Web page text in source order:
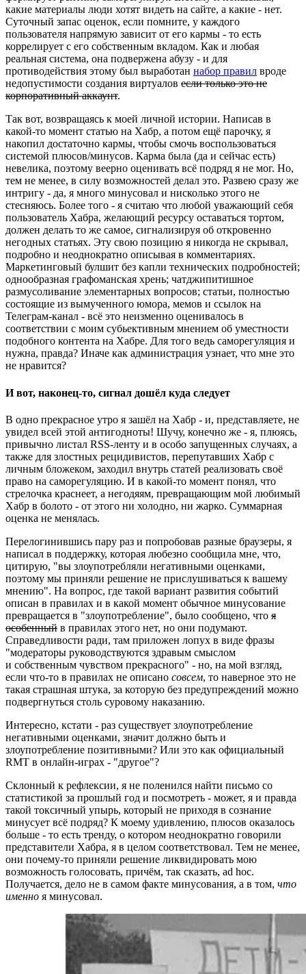
какие материалы люди хотят видеть на сайте, а какие - нет.
Суточный запас оценок, если помните, у каждого
пользователя напрямую зависит от его кармы - то есть
коррелирует с его собственным вкладом. Как и любая
реальная система, она подвержена абузу - и для
противодействия этому был выработан набор правил вроде
недопустимости создания виртуалов если только это не
корпоративный аккаунт.
Так вот, возвращаясь к моей личной истории. Написав в
какой-то момент статью на Хабр, а потом ещё парочку, я
накопил достаточно кармы, чтобы смочь воспользоваться
системой плюсов/минусов. Карма была (да и сейчас есть)
невелика, поэтому веерно оценивать всё подряд я не мог. Но,
тем не менее, в силу возможностей делал это. Развею сразу же
интригу - да, я много минусовал и нисколько этого не
стесняюсь. Более того - я считаю что любой уважающий себя
пользователь Хабра, желающий ресурсу оставаться тортом,
должен делать то же самое, сигнализируя об откровенно
негодных статьях. Эту свою позицию я никогда не скрывал,
подробно и неоднократно описывая в комментариях.
Маркетинговый булшит без капли технических подробностей;
однообразная графоманская хрень; чатджипитишное
размусоливание элементарных вопросов; статьи, полностью
состоящие из вымученного юмора, мемов и ссылок на
Телеграм-канал - всё это неизменно оценивалось в
соответствии с моим субьективным мнением об уместности
подобного контента на Хабре. Для того ведь саморегуляция и
нужна, правда? Иначе как администрация узнает, что мне это
не нравится?
И вот, наконец-то, сигнал дошёл куда следует
В одно прекрасное утро я зашёл на Хабр - и, представляете, не
увидел всей этой антигодноты! Шучу, конечно же - я, плюясь,
привычно листал RSS-ленту и в особо запущенных случаях, а
также для злостных рецидивистов, перепутавших Хабр с
личным бложеком, заходил внутрь статей реализовать своё
право на саморегуляцию. И в какой-то момент понял, что
стрелочка краснеет, а негодяям, превращающим мой любимый
Хабр в болото - от этого ни холодно, ни жарко. Суммарная
оценка не менялась.
Перелогинившись пару раз и попробовав разные браузеры, я
написал в поддержку, которая любезно сообщила мне, что,
цитирую, "вы злоупотребляли негативными оценками,
поэтому мы приняли решение не прислушиваться к вашему
мнению". На вопрос, где такой вариант развития событий
описан в правилах и в какой момент обычное минусование
превращается в "злоупотребление", было сообщено, что я
особенный в правилах этого нет, но они подумают.
Справедливости ради, там приложен лопух в виде фразы
"модераторы руководствуются здравым смыслом
и собственным чувством прекрасного" - но, на мой взгляд,
если что-то в правилах не описано совсем, то наверное это не
такая страшная штука, за которую без предупреждений можно
подвергнуться столь суровому наказанию.
Интересно, кстати - раз существует злоупотребление
негативными оценками, значит должно быть и
злоупотребление позитивными? Или это как официальный
RMT в онлайн-играх - "другое"?
Склонный к рефлексии, я не поленился найти письмо со
статистикой за прошлый год и посмотреть - может, я и правда
такой токсичный упырь, который не приходя в сознание
минусует всё подряд? К моему удивлению, плюсов оказалось
больше - то есть тренду, о котором неоднократно говорили
представители Хабра, я в целом соответствовал. Тем не менее,
они почему-то приняли решение ликвидировать мою
возможность голосовать, причём, так сказать, ad hoc.
Получается, дело не в самом факте минусования, а в том, что
именно я минусовал.